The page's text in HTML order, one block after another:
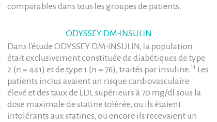
comparables dans tous les groupes de patients.
ODYSSEY DM-INSULIN
Dans l'étude ODYSSEY DM-INSULIN, la population
était exclusivement constituée de diabétiques de type
2 (n = 441) et de type 1 (n = 76), traités par insuline.11 Les
patients inclus avaient un risque cardiovasculaire
élevé et des taux de LDL supérieurs à 70 mg/dl sous la
dose maximale de statine tolérée, ou ils étaient
intolérants aux statines, ou encore ils recevaient un